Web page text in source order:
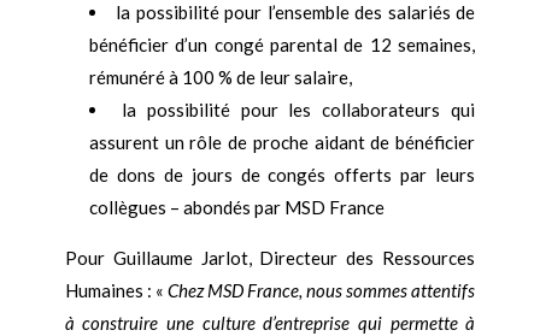
la possibilité pour l’ensemble des salariés de
bénéficier d’un congé parental de 12 semaines,
rémunéré à 100 % de leur salaire,
la possibilité pour les collaborateurs qui
assurent un rôle de proche aidant de bénéficier
de dons de jours de congés offerts par leurs
collègues – abondés par MSD France
Pour Guillaume Jarlot, Directeur des Ressources
Humaines : « Chez MSD France, nous sommes attentifs
à construire une culture d’entreprise qui permette à